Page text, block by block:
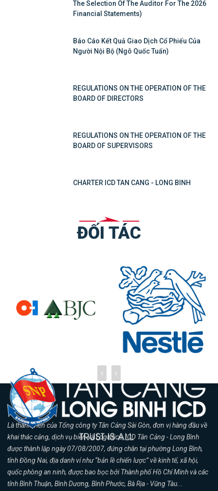
The Selection Of The Auditor For The 2026
Financial Statements)
Báo Cáo Kết Quả Giao Dịch Cổ Phiếu Của
Người Nội Bộ (Ngô Quốc Tuấn)
REGULATIONS ON THE OPERATION OF THE
BOARD OF DIRECTORS
REGULATIONS ON THE OPERATION OF THE
BOARD OF SUPERVISORS
CHARTER ICD TAN CANG - LONG BINH
ĐỐI TÁC
Là thành viên của Tổng công ty Tân Cảng Sài Gòn, đơn vị hàng đầu về
khai thác cảng, dịch vụ biển và Logistics, ICD Tân Cảng - Long Bình
được thành lập ngày 07/08/2007, đứng chân tại phường Long Bình,
tỉnh Đồng Nai, địa danh ví như “bản lề chiến lược” về kinh tế, xã hội,
quốc phòng an ninh, được bao bọc bởi Thành phố Hồ Chí Minh và các
tỉnh Bình Thuận, Bình Dương, Bình Phước, Bà Rịa - Vũng Tàu...